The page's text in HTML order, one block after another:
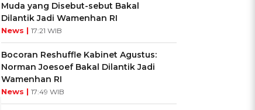
Muda yang Disebut-sebut Bakal
Dilantik Jadi Wamenhan RI
News | 17:21 WIB
Bocoran Reshuffle Kabinet Agustus:
Norman Joesoef Bakal Dilantik Jadi
Wamenhan RI
News | 17:49 WIB